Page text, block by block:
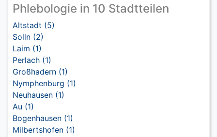
Phlebologie in 10 Stadtteilen
Altstadt (5)
Solln (2)
Laim (1)
Perlach (1)
Großhadern (1)
Nymphenburg (1)
Neuhausen (1)
Au (1)
Bogenhausen (1)
Milbertshofen (1)